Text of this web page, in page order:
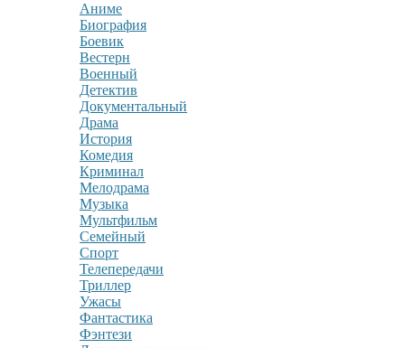
Аниме
Биография
Боевик
Вестерн
Военный
Детектив
Документальный
Драма
История
Комедия
Криминал
Мелодрама
Музыка
Мультфильм
Семейный
Спорт
Телепередачи
Триллер
Ужасы
Фантастика
Фэнтези